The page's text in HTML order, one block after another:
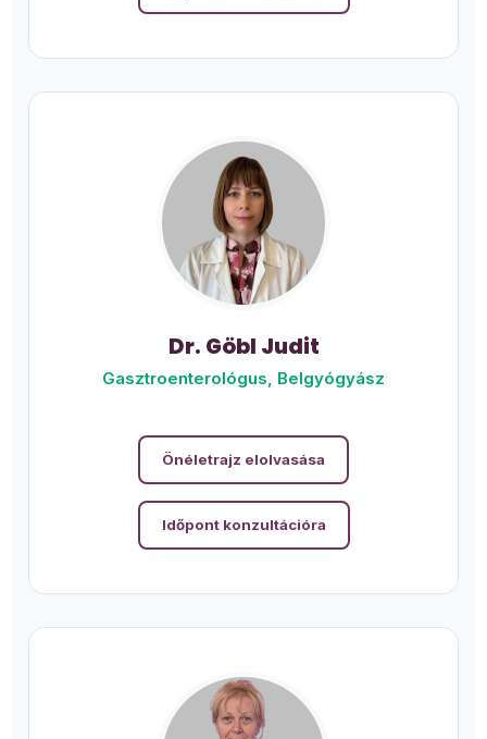
Dr. Göbl Judit
Gasztroenterológus, Belgyógyász
Önéletrajz elolvasása
Időpont konzultációra